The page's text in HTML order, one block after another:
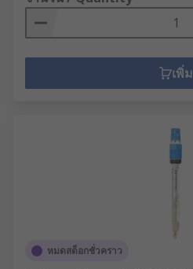
เพิ่ม
หมดสต็อกชั่วคราว